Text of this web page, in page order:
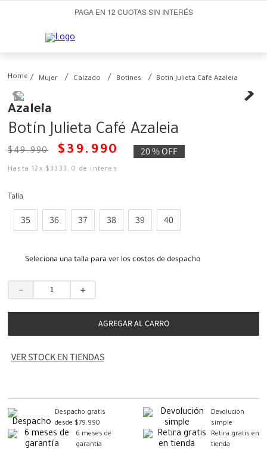
PAGA EN 12 CUOTAS SIN INTERÉS
Mujer Calzado Botines Botín Julieta Café Azaleia
Azaleia
Botín Julieta Café Azaleia
$49.990 $ 39 . 990 20 %OFF
Hasta12 x $ 3333 ,0 de interés
Talla
35 36 37 38 39 40
Seleciona una talla para ver los costos de despacho
＋
－
AGREGAR AL CARRO
VER STOCK EN TIENDAS
Despacho gratis
desde $79.990
Devolución
simple
6 meses de
garantía
Retira gratis en
tienda